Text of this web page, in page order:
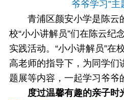
爷爷学习”主
青浦区颜安小学是陈云
校“小小讲解员”们在陈云纪
实践活动。“小小讲解员”在
高老师的指导下，为同学们
题展等内容，一起学习爷爷
度过温馨有趣的亲子时